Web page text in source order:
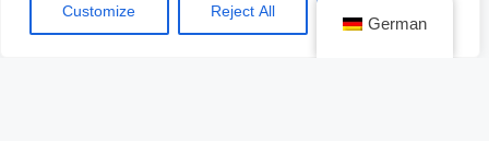
Customize Reject All
de prestigio como el galardonado
TWA Hoteldel
German